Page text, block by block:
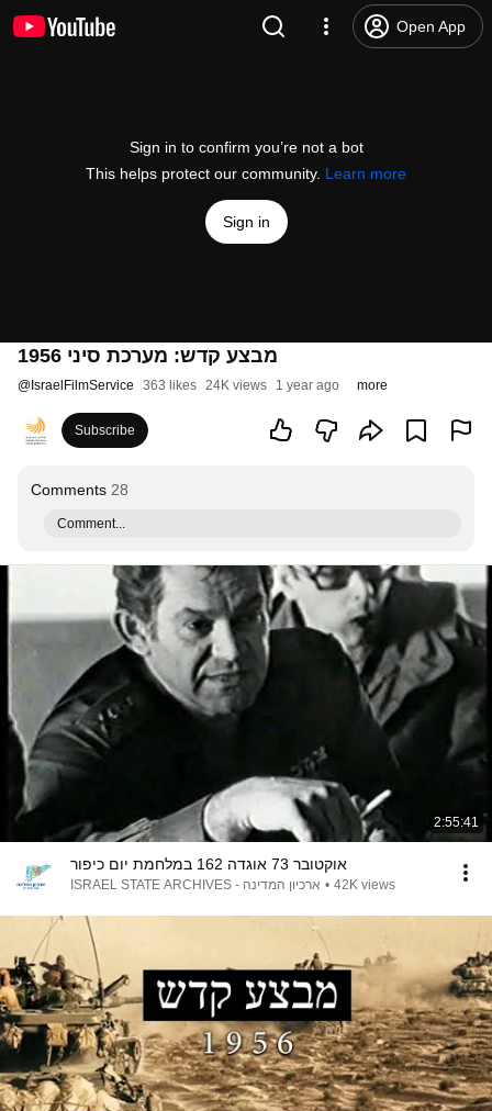
Open App
Sign in to confirm you’re not a bot
This helps protect our community. Learn more
Sign in
מבצע קדש: מערכת סיני 1956
@ IsraelFilmService 363 likes 24K views 1 year ago more
Subscribe
Comments 28
Comment...
2:55:41
אוקטובר 73 אוגדה 162 במלחמת יום כיפור
ארכיון המדינה - ISRAEL STATE ARCHIVES • 42K views